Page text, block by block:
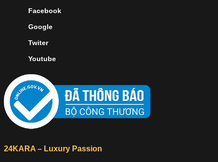
Facebook
Google
Twiter
Youtube
24KARA – Luxury Passion